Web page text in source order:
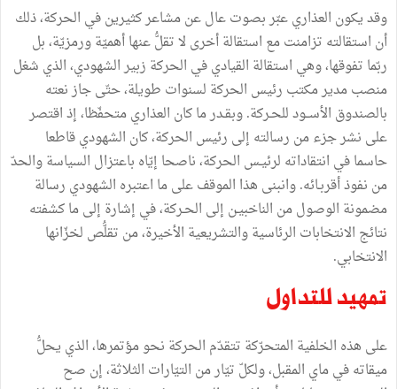
وقد يكون العذاري عبّر بصوت عال عن مشاعر كثيرين في الحركة، ذلك
أن استقالته تزامنت مع استقالة أخرى لا تقلُّ عنها أهميّة ورمزيّة، بل
ربّما تفوقها، وهي استقالة القيادي في الحركة زبير الشهودي، الذي شغل
منصب مدير مكتب رئيس الحركة لسنوات طويلة، حتّى جاز نعته
بالصندوق الأســود للحـركة. وبقـدر ما كان العذاري متحفّظا، إذ اقتصر
على نشر جزء من رسالته إلى رئيس الحركة، كان الشهودي قاطعا
حاسما في انتقاداته لرئيـس الحركة، ناصحا إيّاه باعتزال السياسة والحدّ
من نفوذ أقربـائه. وانبنى هذا الموقف على ما اعتبره الشهودي رسالة
مضمونة الوصول من الناخبيـن إلى الحـركة، في إشارة إلى ما كشفته
نتائج الانتخابات الرئاسية والتشريعية الأخيرة، من تقلُّص لخزّانها
الانتخابي.
تمهيد للتداول
على هذه الخلفية المتحرّكة تتقدّم الحركة نحو مؤتمرها، الذي يحلُّ
ميقاته في ماي المقبل، ولكلّ تيّار من التيّارات الثلاثة، إن صح